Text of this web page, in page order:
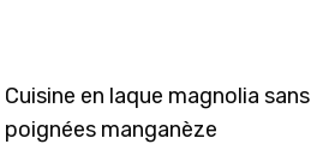
Cuisine en laque magnolia sans
poignées manganèze